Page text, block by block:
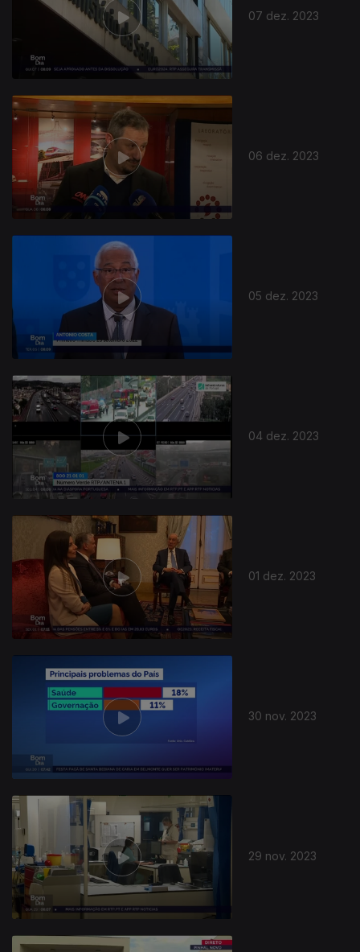
07 dez. 2023
06 dez. 2023
05 dez. 2023
04 dez. 2023
01 dez. 2023
30 nov. 2023
29 nov. 2023
731304